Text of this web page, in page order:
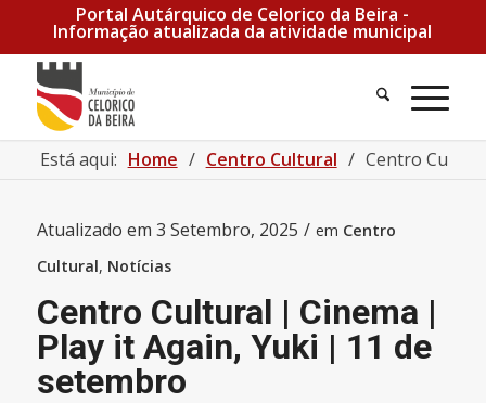
Portal Autárquico de Celorico da Beira -
Informação atualizada da atividade municipal
Pesquisa
Está aqui: Home / Centro Cultural / Centro
Atualizado em 3 Setembro, 2025 / em Centro
Cultural, Notícias
Centro Cultural | Cinema |
Play it Again, Yuki | 11 de
setembro